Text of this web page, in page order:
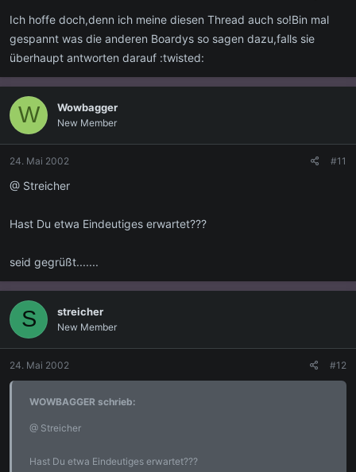
Ich hoffe doch,denn ich meine diesen Thread auch so!Bin mal
gespannt was die anderen Boardys so sagen dazu,falls sie
überhaupt antworten darauf :twisted:
W Wowbagger
New Member
24. Mai 2002 #11
@ Streicher
Hast Du etwa Eindeutiges erwartet???
seid gegrüßt.......
S streicher
New Member
24. Mai 2002 #12
WOWBAGGER schrieb:
@ Streicher
Hast Du etwa Eindeutiges erwartet???